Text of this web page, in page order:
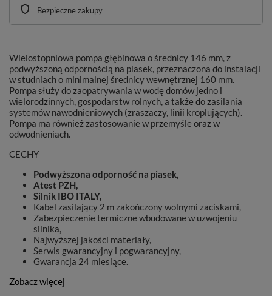
Bezpieczne zakupy
Wielostopniowa pompa głębinowa o średnicy 146 mm, z
podwyższoną odpornością na piasek, przeznaczona do instalacji
w studniach o minimalnej średnicy wewnętrznej 160 mm.
Pompa służy do zaopatrywania w wodę domów jedno i
wielorodzinnych, gospodarstw rolnych, a także do zasilania
systemów nawodnieniowych (zraszaczy, linii kroplujących).
Pompa ma również zastosowanie w przemyśle oraz w
odwodnieniach.
CECHY
Podwyższona odporność na piasek,
Atest PZH,
Silnik IBO ITALY,
Kabel zasilający 2 m zakończony wolnymi zaciskami,
Zabezpieczenie termiczne wbudowane w uzwojeniu
silnika,
Najwyższej jakości materiały,
Serwis gwarancyjny i pogwarancyjny,
Gwarancja 24 miesiące.
Zobacz więcej